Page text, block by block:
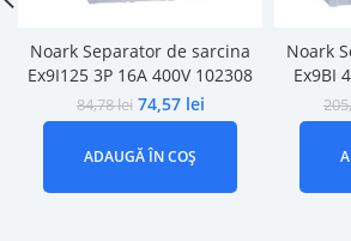
Noark Separator de sarcina
Ex9I125 3P 16A 400V 102308
84,78lei 74,57 lei
ADAUGĂ ÎN COȘ
Noark
Ex9BI